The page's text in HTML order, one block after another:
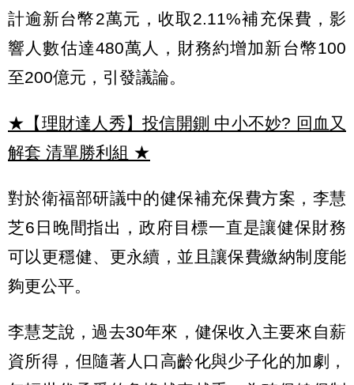
計逾新台幣2萬元，收取2.11%補充保費，影
響人數估達480萬人，財務約增加新台幣100
至200億元，引發議論。
★【理財達人秀】投信開鍘 中小不妙? 回血又
解套 清單勝利組 ★
對於衛福部研議中的健保補充保費方案，李慧
芝6日晚間指出，政府目標一直是讓健保財務
可以更穩健、更永續，並且讓保費繳納制度能
夠更公平。
李慧芝說，過去30年來，健保收入主要來自薪
資所得，但隨著人口高齡化與少子化的加劇，